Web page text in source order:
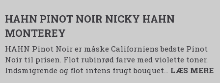
HAHN PINOT NOIR NICKY HAHN
MONTEREY
HAHN Pinot Noir er måske Californiens bedste Pinot
Noir til prisen. Flot rubinrød farve med violette toner.
Indsmigrende og flot intens frugt bouquet… LÆS MERE